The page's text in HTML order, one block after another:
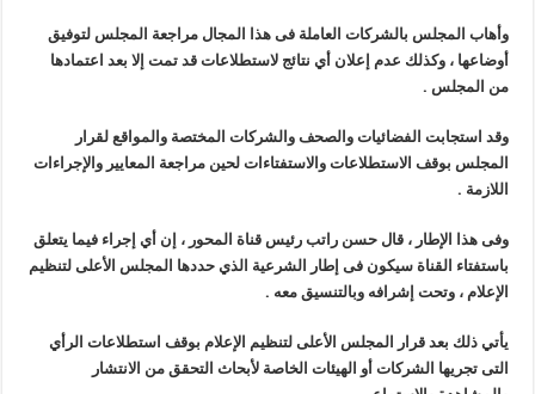
وأهاب المجلس بالشركات العاملة فى هذا المجال مراجعة المجلس لتوفيق
أوضاعها ، وكذلك عدم إعلان أي نتائج لاستطلاعات قد تمت إلا بعد اعتمادها
من المجلس .
وقد استجابت الفضائيات والصحف والشركات المختصة والمواقع لقرار
المجلس بوقف الاستطلاعات والاستفتاءات لحين مراجعة المعايير والإجراءات
اللازمة .
وفى هذا الإطار ، قال حسن راتب رئيس قناة المحور ، إن أي إجراء فيما يتعلق
باستفتاء القناة سيكون فى إطار الشرعية الذي حددها المجلس الأعلى لتنظيم
الإعلام ، وتحت إشرافه وبالتنسيق معه .
يأتي ذلك بعد قرار المجلس الأعلى لتنظيم الإعلام بوقف استطلاعات الرأي
التى تجريها الشركات أو الهيئات الخاصة لأبحاث التحقق من الانتشار